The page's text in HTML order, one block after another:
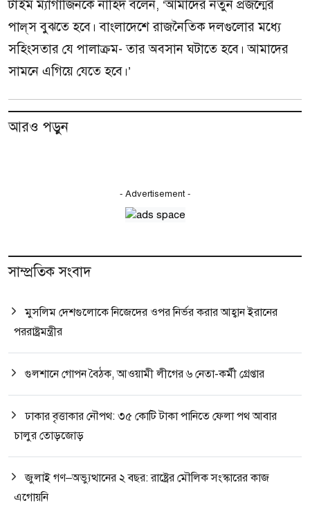
টাইম ম্যাগাজিনকে নাহিদ বলেন, ‘আমাদের নতুন প্রজন্মের
পাল্‌স বুঝতে হবে। বাংলাদেশে রাজনৈতিক দলগুলোর মধ্যে
সহিংসতার যে পালাক্রম- তার অবসান ঘটাতে হবে। আমাদের
সামনে এগিয়ে যেতে হবে।’
আরও পড়ুন
- Advertisement -
সাম্প্রতিক সংবাদ
মুসলিম দেশগুলোকে নিজেদের ওপর নির্ভর করার আহ্বান ইরানের
পররাষ্ট্রমন্ত্রীর
গুলশানে গোপন বৈঠক, আওয়ামী লীগের ৬ নেতা-কর্মী গ্রেপ্তার
ঢাকার বৃত্তাকার নৌপথ: ৩৫ কোটি টাকা পানিতে ফেলা পথ আবার
চালুর তোড়জোড়
জুলাই গণ–অভ্যুত্থানের ২ বছর: রাষ্ট্রের মৌলিক সংস্কারের কাজ
এগোয়নি